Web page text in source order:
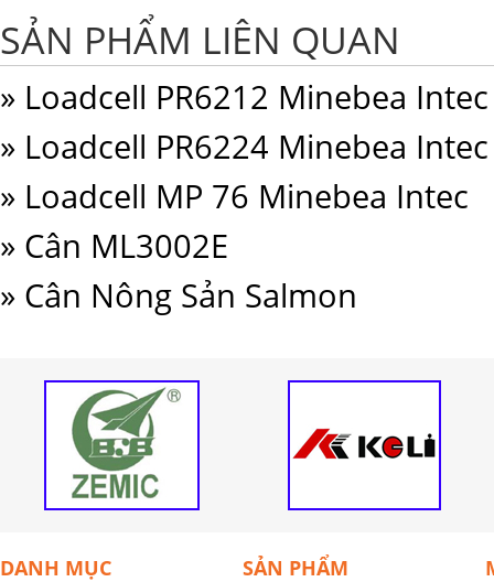
SẢN PHẨM LIÊN QUAN
» Loadcell PR6212 Minebea Intec
» Loadcell PR6224 Minebea Intec
» Loadcell MP 76 Minebea Intec
» Cân ML3002E
» Cân Nông Sản Salmon
DANH MỤC SẢN PHẨM